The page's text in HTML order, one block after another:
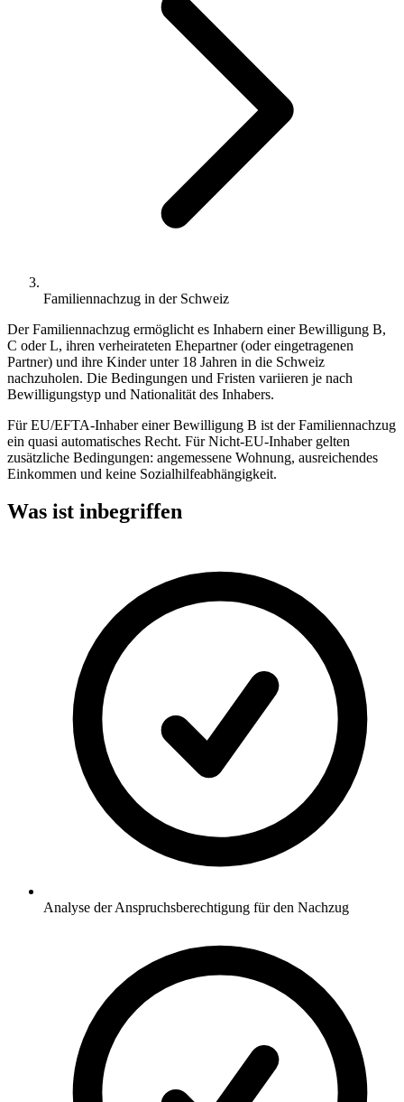
Familiennachzug in der Schweiz
Der Familiennachzug ermöglicht es Inhabern einer Bewilligung B,
C oder L, ihren verheirateten Ehepartner (oder eingetragenen
Partner) und ihre Kinder unter 18 Jahren in die Schweiz
nachzuholen. Die Bedingungen und Fristen variieren je nach
Bewilligungstyp und Nationalität des Inhabers.
Für EU/EFTA-Inhaber einer Bewilligung B ist der Familiennachzug
ein quasi automatisches Recht. Für Nicht-EU-Inhaber gelten
zusätzliche Bedingungen: angemessene Wohnung, ausreichendes
Einkommen und keine Sozialhilfeabhängigkeit.
Was ist inbegriffen
Analyse der Anspruchsberechtigung für den Nachzug